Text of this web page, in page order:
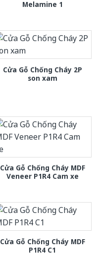
Melamine 1
Cửa Gỗ Chống Cháy 2P
son xam
Cửa Gỗ Chống Cháy MDF
Veneer P1R4 Cam xe
Cửa Gỗ Chống Cháy MDF
P1R4 C1